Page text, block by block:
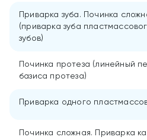
Приварка зуба. Починка
(приварка зуба
зубов)
Починка протеза (линейный
базиса протеза)
Приварка одного
Починка сложная. Приварка